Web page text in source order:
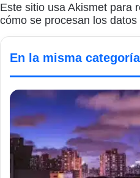
Este sitio usa Akismet para
cómo se procesan los
En la misma categoría